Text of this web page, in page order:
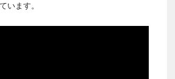
います。